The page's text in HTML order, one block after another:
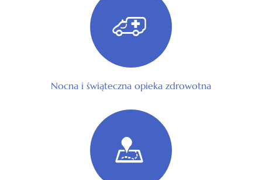
Nocna i świąteczna opieka zdrowotna